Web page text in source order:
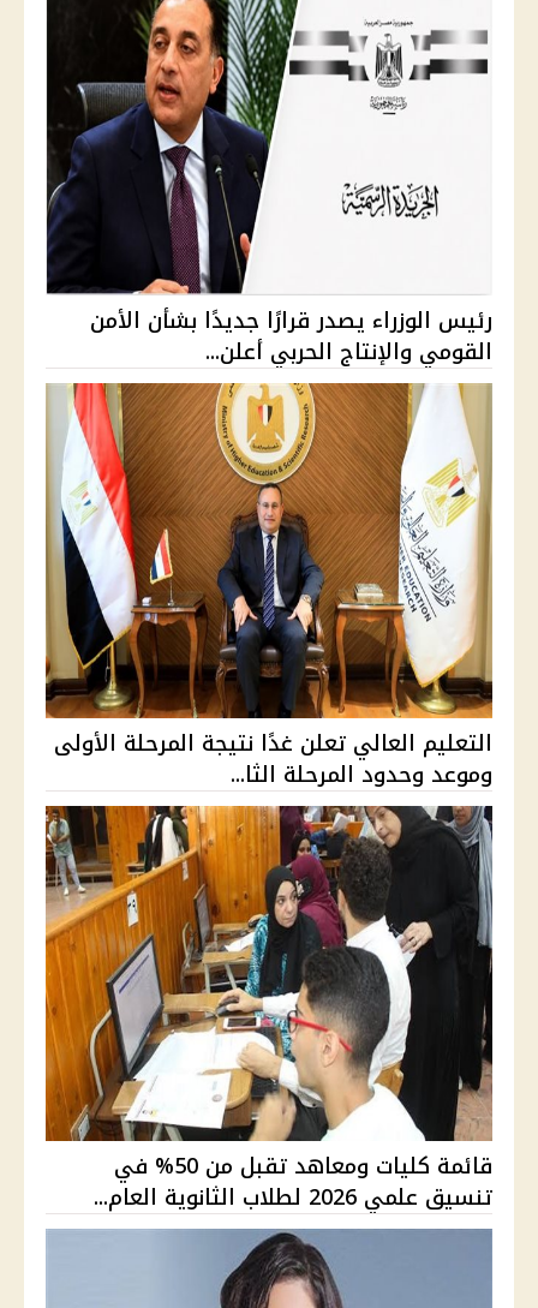
رئيس الوزراء يصدر قرارًا جديدًا بشأن الأمن
القومي والإنتاج الحربي أعلن...
التعليم العالي تعلن غدًا نتيجة المرحلة الأولى
وموعد وحدود المرحلة الثا...
قائمة كليات ومعاهد تقبل من 50% في
تنسيق علمي 2026 لطلاب الثانوية العام...